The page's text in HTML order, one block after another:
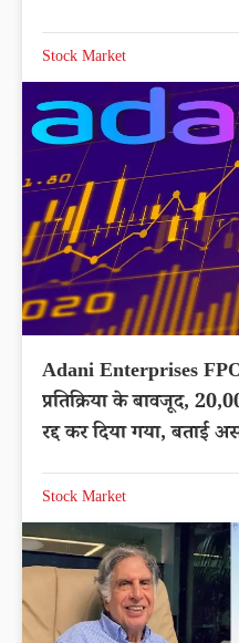
Stock Market
Adani Enterprises FPO | निवेशकों की
प्रतिक्रिया के बावजूद,
रद्द कर दिया गया, बताई
Stock Market